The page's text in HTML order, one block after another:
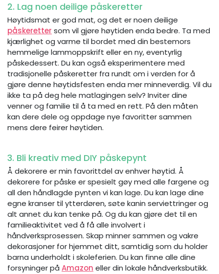
2. Lag noen deilige påskeretter
Høytidsmat er god mat, og det er noen deilige
påskeretter som vil gjøre høytiden enda bedre. Ta med
kjærlighet og varme til bordet med din bestemors
hemmelige lammoppskrift eller en ny, eventyrlig
påskedessert. Du kan også eksperimentere med
tradisjonelle påskeretter fra rundt om i verden for å
gjøre denne høytidsfesten enda mer minneverdig. Vil du
ikke ta på deg hele matlagingen selv? Inviter dine
venner og familie til å ta med en rett. På den måten
kan dere dele og oppdage nye favoritter sammen
mens dere feirer høytiden.
3. Bli kreativ med DIY påskepynt
Å dekorere er min favorittdel av enhver høytid. Å
dekorere for påske er spesielt gøy med alle fargene og
all den håndlagde pynten vi kan lage. Du kan lage dine
egne kranser til ytterdøren, søte kanin serviettringer og
alt annet du kan tenke på. Og du kan gjøre det til en
familieaktivitet ved å få alle involvert i
håndverksprosessen. Skap minner sammen og vakre
dekorasjoner for hjemmet ditt, samtidig som du holder
barna underholdt i skoleferien. Du kan finne alle dine
forsyninger på Amazon eller din lokale håndverksbutikk.